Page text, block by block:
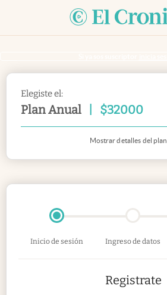
Elegiste el:
Plan Anual $32000
Mostrar detalles del plan
Inicio de sesión Ingreso de datos
Registrate